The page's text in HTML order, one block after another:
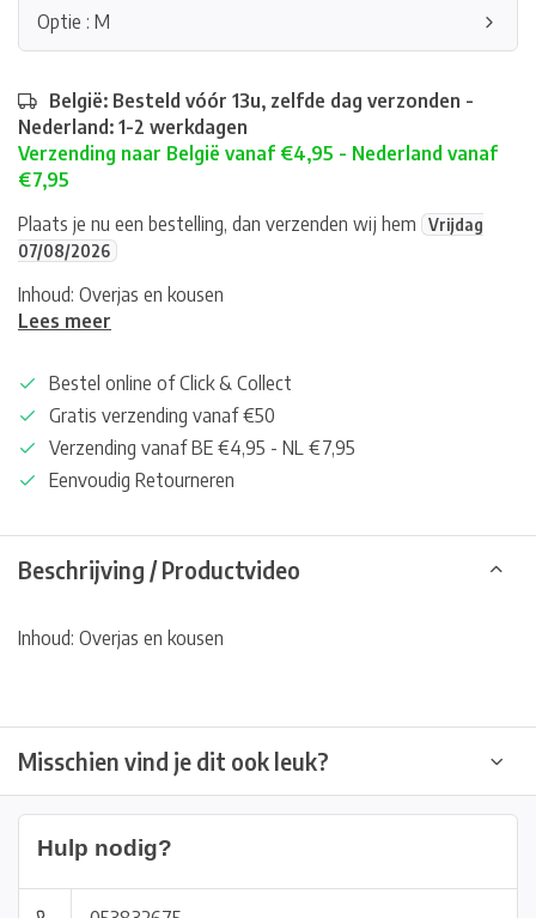
Optie : M
België: Besteld vóór 13u, zelfde dag verzonden -
Nederland: 1-2 werkdagen
Verzending naar België vanaf €4,95 - Nederland vanaf
€7,95
Plaats je nu een bestelling, dan verzenden wij hem
Vrijdag
07/08/2026
Inhoud: Overjas en kousen
Lees meer
Bestel online of Click & Collect
Gratis verzending vanaf €50
Verzending vanaf BE €4,95 - NL €7,95
Eenvoudig Retourneren
Beschrijving / Productvideo
Inhoud: Overjas en kousen
Misschien vind je dit ook leuk?
Hulp nodig?